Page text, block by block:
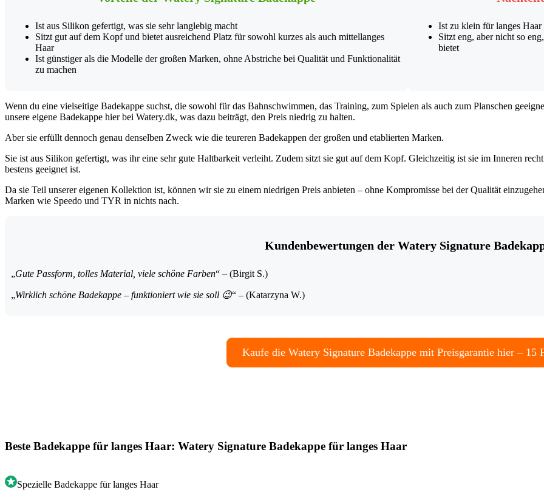
Ist aus Silikon gefertigt, was sie sehr langlebig macht
Sitzt gut auf dem Kopf und bietet ausreichend Platz für sowohl kurzes als auch mittellanges
Haar
Ist günstiger als die Modelle der großen Marken, ohne Abstriche bei Qualität und Funktionalität
zu machen
Ist zu klein für langes Haar
Sitzt eng, aber nicht so
bietet
Wenn du eine vielseitige Badekappe suchst, die sowohl für das Bahnschwimmen, das Training, zum Spielen als auch zum Planschen
unsere eigene Badekappe hier bei Watery.dk, was dazu beiträgt, den Preis niedrig zu halten.
Aber sie erfüllt dennoch genau denselben Zweck wie die teureren Badekappen der großen und etablierten Marken.
Sie ist aus Silikon gefertigt, was ihr eine sehr gute Haltbarkeit verleiht. Zudem sitzt sie gut auf dem Kopf. Gleichzeitig ist sie im Inneren
bestens geeignet ist.
Da sie Teil unserer eigenen Kollektion ist, können wir sie zu einem niedrigen Preis anbieten – ohne Kompromisse bei der Qualität
Marken wie Speedo und TYR in nichts nach.
Kundenbewertungen der Watery Signature
„Gute Passform, tolles Material, viele schöne Farben“ – (Birgit S.)
„Wirklich schöne Badekappe – funktioniert wie sie soll 😉“ – (Katarzyna W.)
Kaufe die Watery Signature Badekappe mit Preisgarantie hier – 15
Beste Badekappe für langes Haar: Watery Signature Badekappe für langes Haar
Spezielle Badekappe für langes Haar